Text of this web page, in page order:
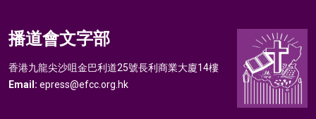
播道會文字部
香港九龍尖沙咀金巴利道25號長利商業大廈14樓
Email: epress@efcc.org.hk